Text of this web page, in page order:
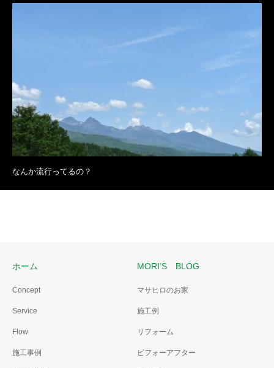
なんか流行ってるの？
ホーム
Concept
Service
Flow
施工事例
MORI’S BLOG
マサヒロのお家
施工例
リフォーム
ビフォーアフター